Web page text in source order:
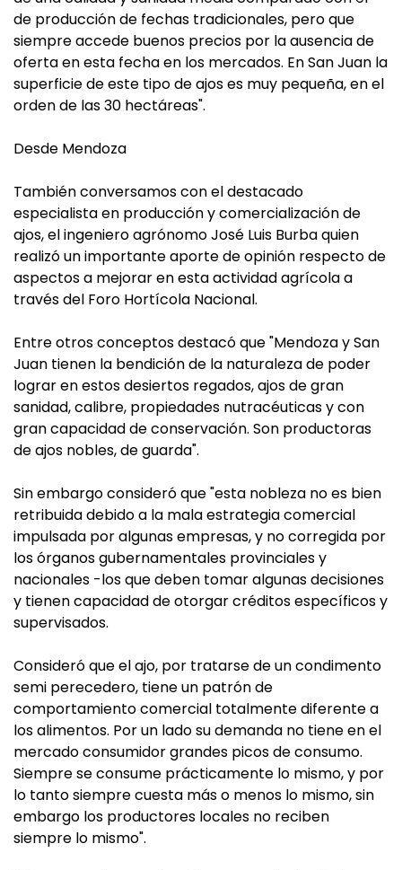
de producción de fechas tradicionales, pero que
siempre accede buenos precios por la ausencia de
oferta en esta fecha en los mercados. En San Juan la
superficie de este tipo de ajos es muy pequeña, en el
orden de las 30 hectáreas".
Desde Mendoza
También conversamos con el destacado
especialista en producción y comercialización de
ajos, el ingeniero agrónomo José Luis Burba quien
realizó un importante aporte de opinión respecto de
aspectos a mejorar en esta actividad agrícola a
través del Foro Hortícola Nacional.
Entre otros conceptos destacó que "Mendoza y San
Juan tienen la bendición de la naturaleza de poder
lograr en estos desiertos regados, ajos de gran
sanidad, calibre, propiedades nutracéuticas y con
gran capacidad de conservación. Son productoras
de ajos nobles, de guarda".
Sin embargo consideró que "esta nobleza no es bien
retribuida debido a la mala estrategia comercial
impulsada por algunas empresas, y no corregida por
los órganos gubernamentales provinciales y
nacionales -los que deben tomar algunas decisiones
y tienen capacidad de otorgar créditos específicos y
supervisados.
Consideró que el ajo, por tratarse de un condimento
semi perecedero, tiene un patrón de
comportamiento comercial totalmente diferente a
los alimentos. Por un lado su demanda no tiene en el
mercado consumidor grandes picos de consumo.
Siempre se consume prácticamente lo mismo, y por
lo tanto siempre cuesta más o menos lo mismo, sin
embargo los productores locales no reciben
siempre lo mismo".